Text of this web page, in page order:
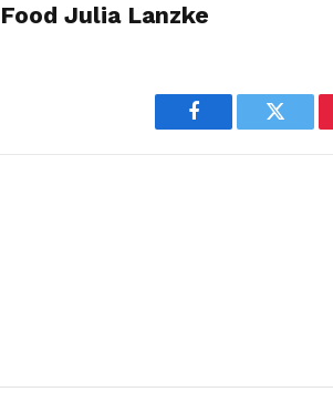
Julia Lanzke
Facebook Twitter